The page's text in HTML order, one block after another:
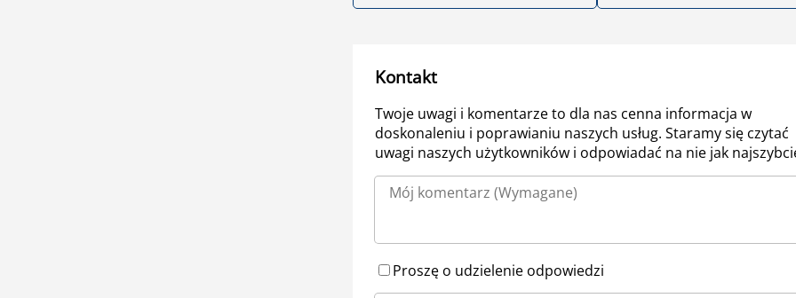
Kontakt
Twoje uwagi i komentarze to dla nas cenna informacja w
doskonaleniu i poprawianiu naszych usług. Staramy się czytać
uwagi naszych użytkowników i odpowiadać na nie jak
Proszę o udzielenie odpowiedzi